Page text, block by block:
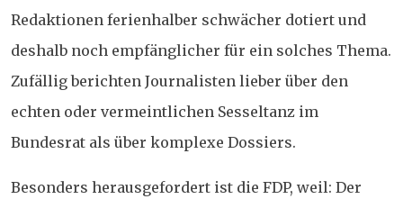
Redaktionen ferienhalber schwächer dotiert und
deshalb noch empfänglicher für ein solches Thema.
Zufällig berichten Journalisten lieber über den
echten oder vermeintlichen Sesseltanz im
Bundesrat als über komplexe Dossiers.
Besonders herausgefordert ist die FDP, weil: Der